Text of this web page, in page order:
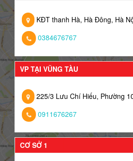
KĐT thanh Hà, Hà Đông, Hà
0384676767
VP TẠI VŨNG TÀU
225/3 Lưu Chí Hiếu, Phường
0911676267
CƠ SỞ 1